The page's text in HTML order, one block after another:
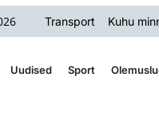
Transport Kuhu
Uudised Sport